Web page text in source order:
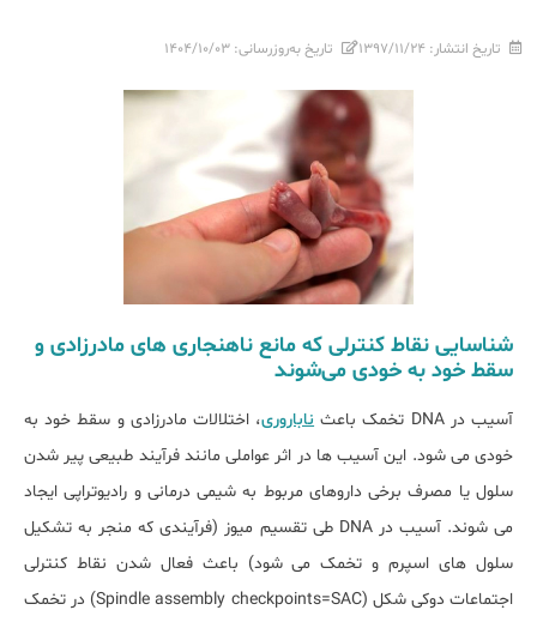
تاریخ انتشار: ۱۳۹۷/۱۱/۲۴ تاریخ به‌روزرسانی: ۱۴۰۴/۱۰/۰۳
شناسایی نقاط کنترلی که مانع ناهنجاری های مادرزادی و
سقط خود به خودی می‌شوند
آسیب در DNA تخمک باعث ناباروری، اختلالات مادرزادی و سقط خود به
خودی می شود. این آسیب ها در اثر عواملی مانند فرآیند طبیعی پیر شدن
سلول یا مصرف برخی داروهای مربوط به شیمی درمانی و رادیوتراپی ایجاد
می شوند. آسیب در DNA طی تقسیم میوز (فرآیندی که منجر به تشکیل
سلول های اسپرم و تخمک می شود) باعث فعال شدن نقاط کنترلی
اجتماعات دوکی شکل (Spindle assembly checkpoints=SAC) در تخمک